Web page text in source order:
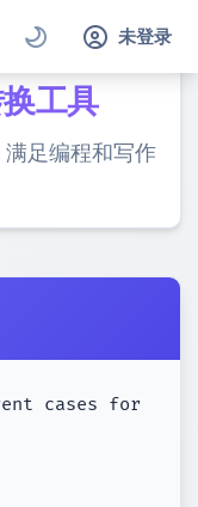
未登录
工具
足编程和写作